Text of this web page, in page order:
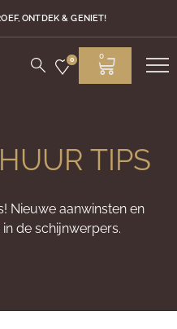
ONTDEK & GENIET!
0 0
TIPS
Nieuwe aanwinsten en
de schijnwerpers.